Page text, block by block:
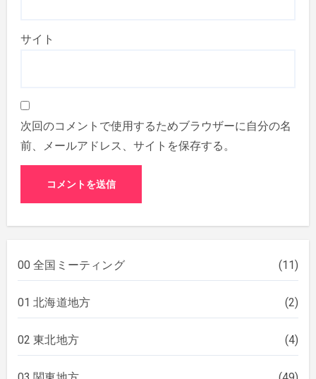
サイト
次回のコメントで使用するためブラウザーに自分の名
前、メールアドレス、サイトを保存する。
00 全国ミーティング (11)
01 北海道地方 (2)
02 東北地方 (4)